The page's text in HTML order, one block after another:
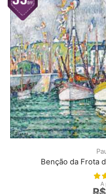
Benção da Frota
A